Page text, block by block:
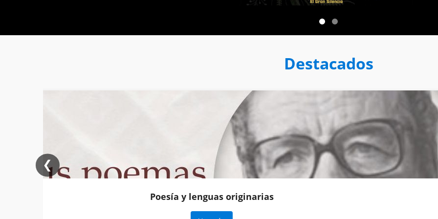
Destacados
❮
Poesía y lenguas originarias